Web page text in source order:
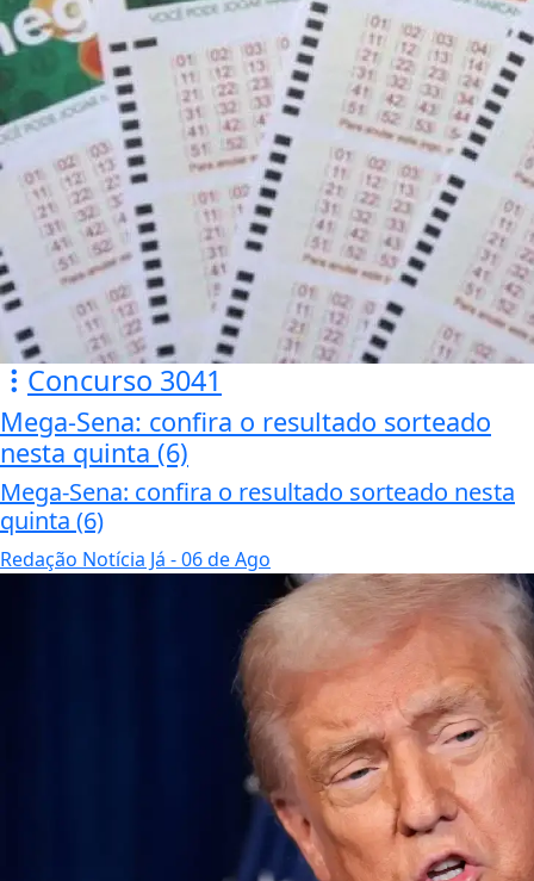
Concurso 3041
Mega-Sena: confira o resultado sorteado
nesta quinta (6)
Mega-Sena: confira o resultado sorteado nesta
quinta (6)
Redação Notícia Já - 06 de Ago